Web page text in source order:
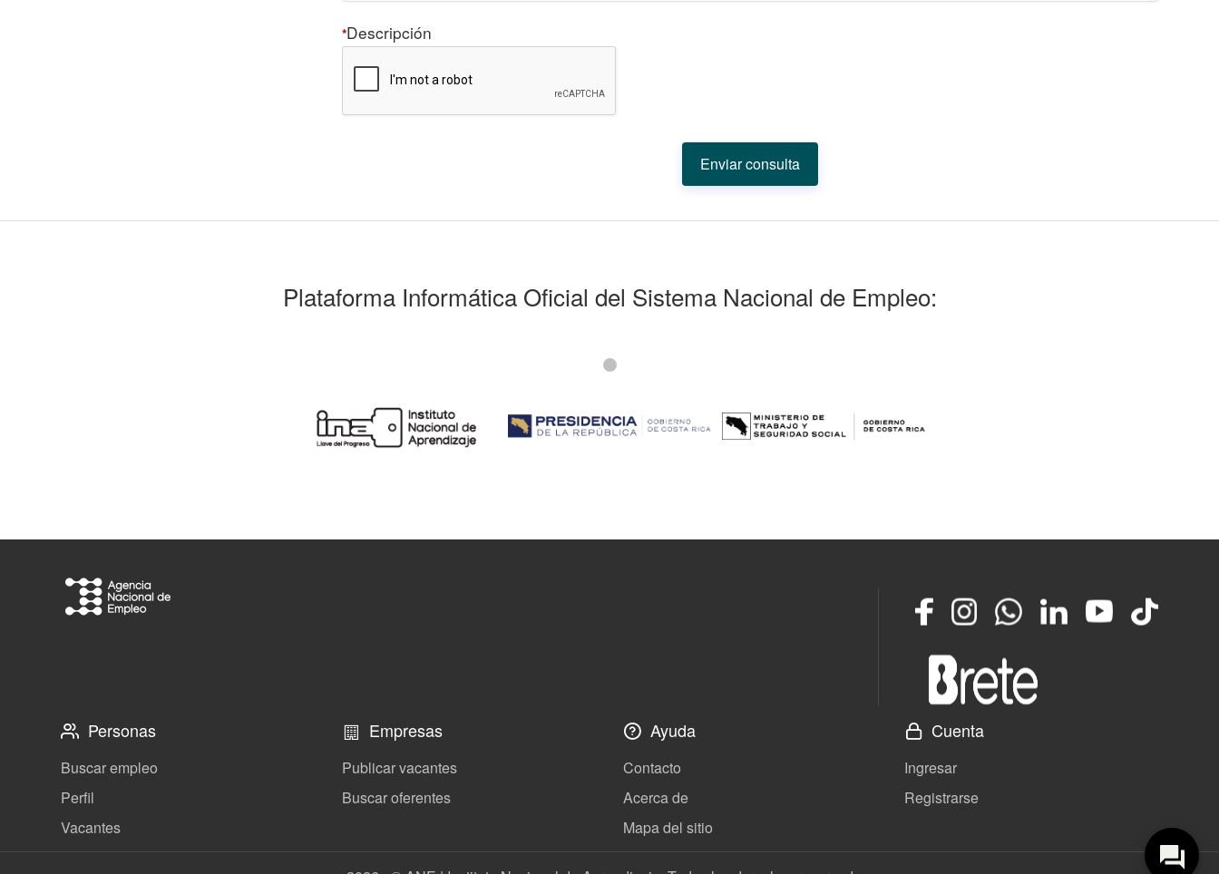
*Descripción
Plataforma Informática Oficial del Sistema Nacional de Empleo:
FacebookInstagramWhatsappLinkedInYouTube
TikTok
Personas
Buscar empleo
Perfil
Vacantes
Empresas
Publicar vacantes
Buscar oferentes
Ayuda
Contacto
Acerca de
Mapa del sitio
Cuenta
Ingresar
Registrarse